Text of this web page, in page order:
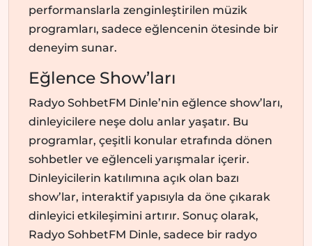
performanslarla zenginleştirilen müzik
programları, sadece eğlencenin ötesinde bir
deneyim sunar.
Eğlence Show’ları
Radyo SohbetFM Dinle’nin eğlence show’ları,
dinleyicilere neşe dolu anlar yaşatır. Bu
programlar, çeşitli konular etrafında dönen
sohbetler ve eğlenceli yarışmalar içerir.
Dinleyicilerin katılımına açık olan bazı
show’lar, interaktif yapısıyla da öne çıkarak
dinleyici etkileşimini artırır. Sonuç olarak,
Radyo SohbetFM Dinle, sadece bir radyo